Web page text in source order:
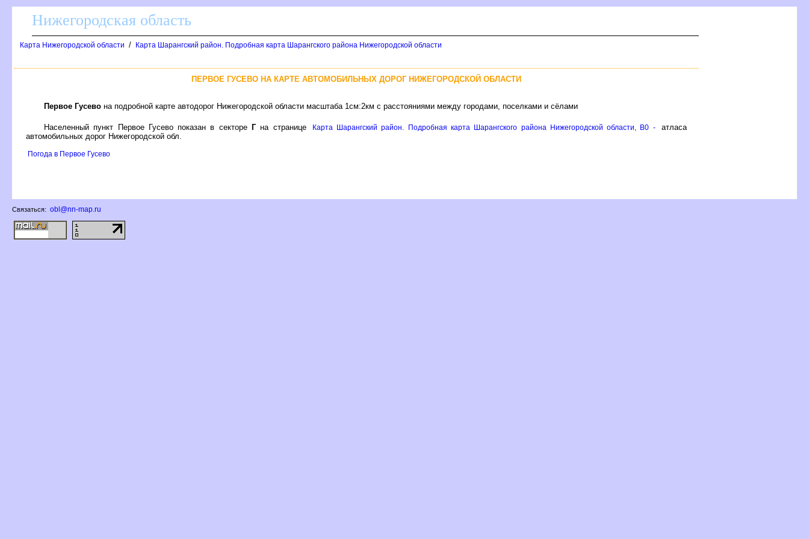
Нижегородская область
Карта Нижегородской области / Карта Шарангский район. Подробная карта Шарангского района Нижегородской области
ПЕРВОЕ ГУСЕВО НА КАРТЕ АВТОМОБИЛЬНЫХ ДОРОГ НИЖЕГОРОДСКОЙ ОБЛАСТИ
Первое Гусево на подробной карте автодорог Нижегородской области масштаба 1см:2км с расстояниями между городами, поселками и сёлами
Населенный пункт Первое Гусево показан в секторе Гна странице Карта Шарангский район. Подробная карта Шарангского района Нижегородской области, B0 -
атласа
автомобильных дорог Нижегородской обл.
Погода в Первое Гусево
Связаться: obl@nn-map.ru